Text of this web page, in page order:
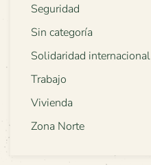
Seguridad
Sin categoría
Solidaridad internacional
Trabajo
Vivienda
Zona Norte